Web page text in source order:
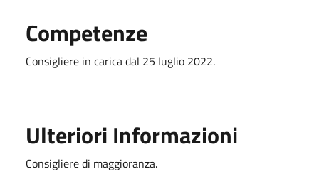
Competenze
Consigliere in carica dal 25 luglio 2022.
Ulteriori Informazioni
Consigliere di maggioranza.